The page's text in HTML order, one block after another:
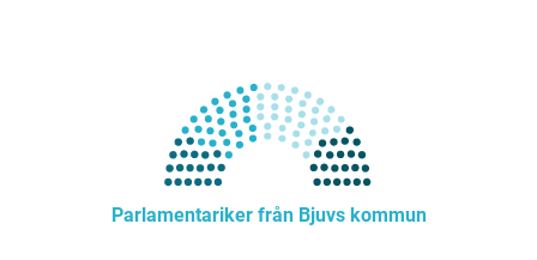
Parlamentariker från Bjuvs kommun